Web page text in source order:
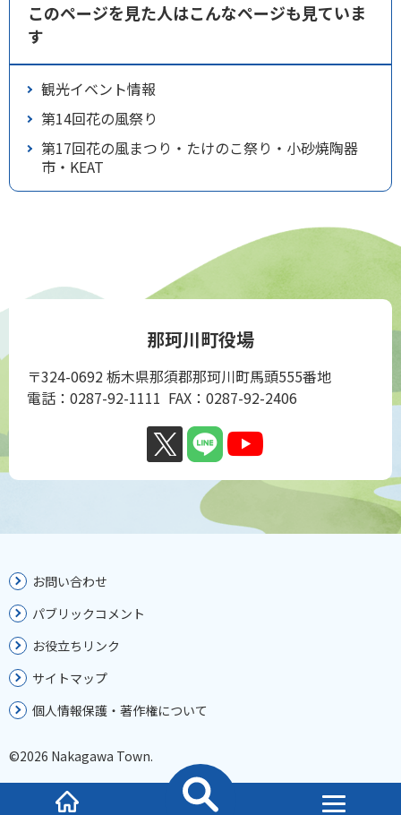
このページを見た人はこんなページも見ていま
す
観光イベント情報
第14回花の風祭り
第17回花の風まつり・たけのこ祭り・小砂焼陶器
市・KEAT
那珂川町役場
〒324-0692 栃木県那須郡那珂川町馬頭555番地
電話：0287-92-1111 FAX：0287-92-2406
お問い合わせ
パブリックコメント
お役立ちリンク
サイトマップ
個人情報保護・著作権について
©2026 Nakagawa Town.